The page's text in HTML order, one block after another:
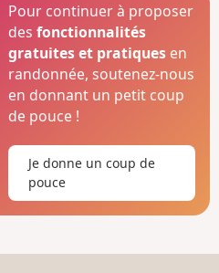
Pour continuer à proposer
desfonctionnalités
gratuites et pratiques en
randonnée, soutenez-nous
en donnant un petit coup
de pouce !
Je donne un coup de
pouce